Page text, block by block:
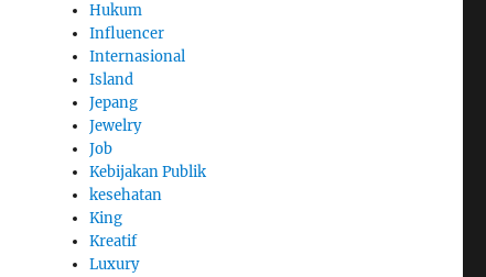
Hukum
Influencer
Internasional
Island
Jepang
Jewelry
Job
Kebijakan Publik
kesehatan
King
Kreatif
Luxury